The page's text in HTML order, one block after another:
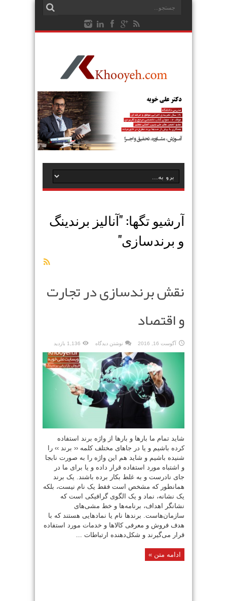
آرشیو تگها: "آنالیز برندینگ
و برندسازی"
نقش برندسازی در تجارت
و اقتصاد
آگوست 16, 2016 نوشتن دیدگاه 1,136 بازدید
شاید تمام ما بارها و بارها از واژه برند استفاده
کرده باشیم و یا در جاهای مختلف کلمه ‹‹ برند ›› را
شنیده باشیم و شاید هم این واژه را به صورت نابجا
و اشتباه مورد استفاده قرار داده و یا برای ما در
جای نادرست و به غلط بکار برده باشند. یک برند
همانطور که مشخص است فقط یک نام نیست، بلکه
یک نشانه، نماد و یک الگوی گرافیکی است که
نشانگر اهداف، برنامه‌ها و خط مشی‌های
سازمان‌هاست. برندها نام یا نمادهایی هستند که با
هدف فروش و معرفی کالاها و خدمات مورد استفاده
قرار می‌گیرند و شکل‌دهنده ارتباطات ...
ادامه متن »